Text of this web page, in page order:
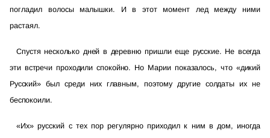
погладил волосы малышки. И в этот момент лед между ними
растаял.
Спустя несколько дней в деревню пришли еще русские. Не всегда
эти встречи проходили спокойно. Но Марии показалось, что «дикий
Русский» был среди них главным, поэтому другие солдаты их не
беспокоили.
«Их» русский с тех пор регулярно приходил к ним в дом, иногда